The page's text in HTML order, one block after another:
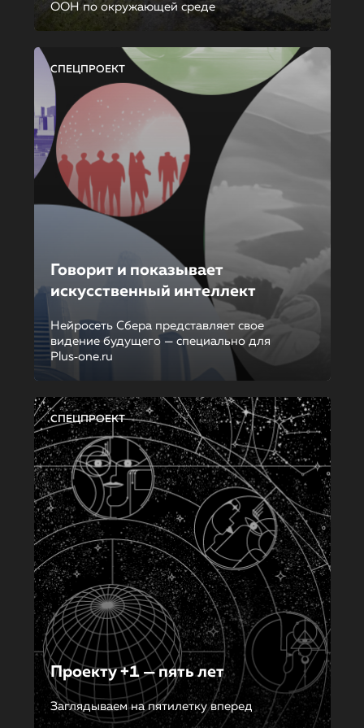
ООН по окружающей среде
СПЕЦПРОЕКТ
Говорит и показывает
искусственный интеллект
Нейросеть Сбера представляет свое
видение будущего — специально для
Plus‑one.ru
СПЕЦПРОЕКТ
Проекту +1 — пять лет
Заглядываем на пятилетку вперед